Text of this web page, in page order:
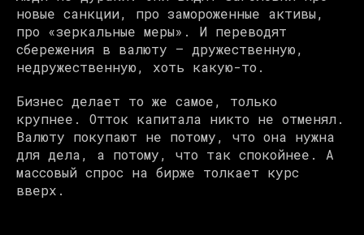
новые санкции, про замороженные активы,
про «зеркальные меры». И переводят
сбережения в валюту — дружественную,
недружественную, хоть какую-то.
Бизнес делает то же самое, только
крупнее. Отток капитала никто не отменял.
Валюту покупают не потому, что она нужна
для дела, а потому, что так спокойнее. А
массовый спрос на бирже толкает курс
вверх.